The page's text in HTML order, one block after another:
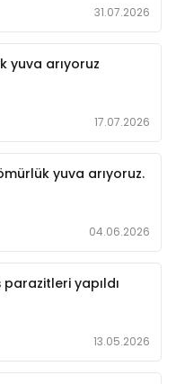
31.07.2026
yuva arıyoruz
17.07.2026
yuva arıyoruz.
04.06.2026
parazitleri yapıldı
13.05.2026